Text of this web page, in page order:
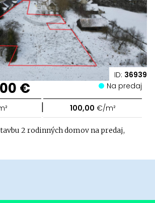
ID: 36939
€ Na predaj
| 100,00 €/m²
2 rodinných domov na predaj,